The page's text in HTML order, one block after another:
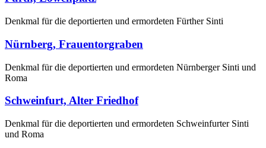
Denkmal für die deportierten und ermordeten Fürther Sinti
Nürnberg, Frauentorgraben
Denkmal für die deportierten und ermordeten Nürnberger Sinti und
Roma
Schweinfurt, Alter Friedhof
Denkmal für die deportierten und ermordeten Schweinfurter Sinti
und Roma